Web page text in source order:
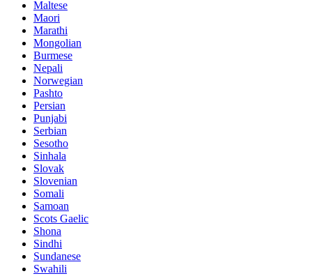
Maltese
Maori
Marathi
Mongolian
Burmese
Nepali
Norwegian
Pashto
Persian
Punjabi
Serbian
Sesotho
Sinhala
Slovak
Slovenian
Somali
Samoan
Scots Gaelic
Shona
Sindhi
Sundanese
Swahili